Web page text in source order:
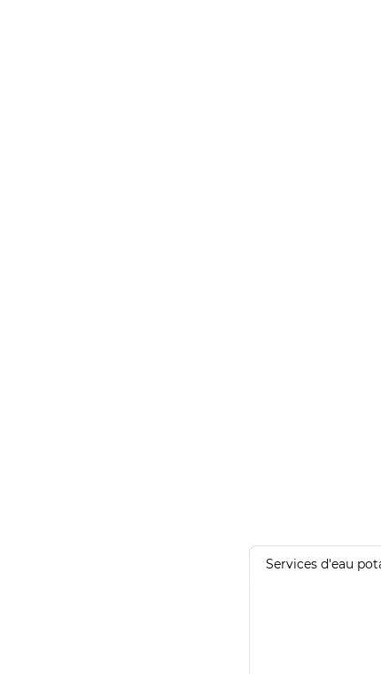
Services d'eau